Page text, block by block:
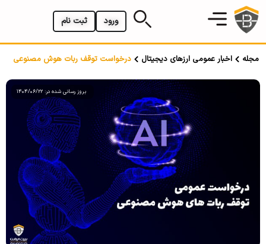
ثبت نام ورود
مجله اخبار عمومی ارزهای دیجیتال درخواست توقف ربات هوش مصنوعی
بروز رسانی شده در: 1404/06/22